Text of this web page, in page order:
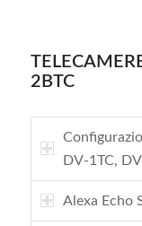
2BTC
DV-1TC,
Alexa Echo